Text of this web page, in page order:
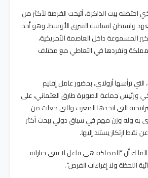
احتضنه بيت الذاكرة، أتيحت الفرصة لأكثر من
واشنطن لسياسة الشرق الأوسط، وهو أحد
المسموعة داخل العاصمة الأمريكية،
وتفردها في التعاطي مع مختلف
ترأسها أزولاي، بحضور عامل إقليم
ورئيس جماعة الصويرة طارق العثماني، على
التي اتخذها المغرب والتي جعلت من
به وله وزن مهم في سياق دولي يبحث أكثر
ارتكاز يستند إليها.
أن “المملكة هي فاعل لا يبني خياراته
اللحظة ولا إغراءات الفرص”.